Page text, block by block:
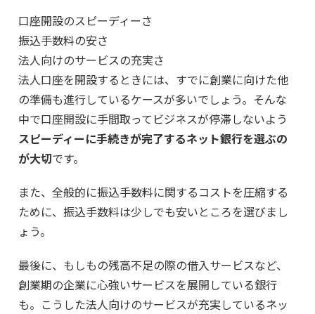
口座開設のスピーディーさ
振込手数料の安さ
法人向けのサービスの充実さ
法人口座を開設するときには、すでに創業に向けた他
の準備も進行しているケースが多いでしょう。そんな
中で口座開設に手間取ってビジネスが停滞しないよう
スピーディーに手続きが完了するネット銀行を選ぶの
が大切です。
また、全般的に振込手数料に関するコストを圧縮する
ために、振込手数料は少しでも安いところを選びまし
ょう。
最後に、もしもの残高不足の際の借入サービスなど、
創業期の企業に心強いサービスを展開している銀行
も。こうした法人向けのサービスが充実しているネッ